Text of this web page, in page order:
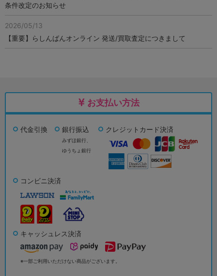
条件改定のお知らせ
2026/05/13
【重要】らしんばんオンライン 発送/買取査定につきまして
お支払い方法
代金引換 銀行振込
みずほ銀行、
ゆうちょ銀行
クレジットカード決済
コンビニ決済
キャッシュレス決済
※一部ご利用いただけない商品がございます。